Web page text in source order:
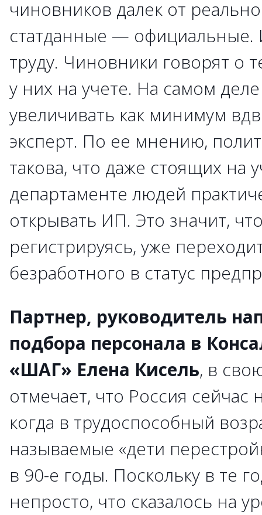
чиновников далек от
статданные — официальные.
труду. Чиновники говорят о
у них на учете. На самом
увеличивать как минимум
эксперт. По ее мнению,
такова, что даже стоящих на
департаменте людей
открывать ИП. Это значит,
регистрируясь, уже
безработного в статус
Партнер, руководитель
подбора персонала в
«ШАГ» Елена Кисель, в
отмечает, что Россия сейчас
когда в трудоспособный
называемые «дети
в 90-е годы. Поскольку в те
непросто, что сказалось на